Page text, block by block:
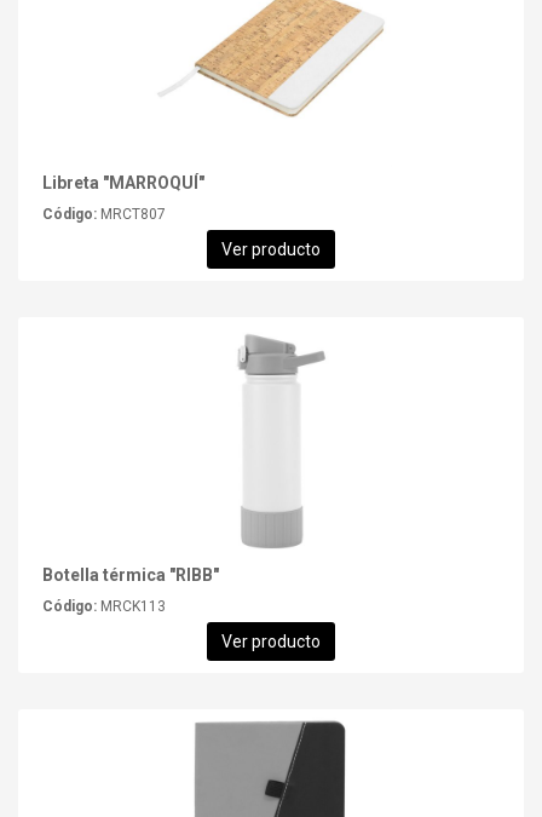
Libreta "MARROQUÍ"
Código: MRCT807
Ver producto
Botella térmica "RIBB"
Código: MRCK113
Ver producto